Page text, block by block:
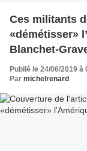
Ces militants
«démétisser»
Blanchet-
Publié le 24/06/2019 à
Par michelrenard